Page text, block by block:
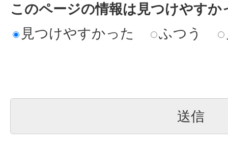
このページの情報は見つけやすか
見つけやすかった
ふつう